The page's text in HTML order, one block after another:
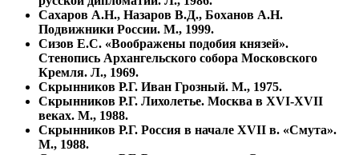
Сахаров А.Н., Назаров В.Д., Боханов А.Н.
Подвижники России. М., 1999.
Сизов Е.С. «Воображены подобия князей».
Стенопись Архангельского собора Московского
Кремля. Л., 1969.
Скрынников Р.Г. Иван Грозный. М., 1975.
Скрынников Р.Г. Лихолетье. Москва в XVI-XVII
веках. М., 1988.
Скрынников Р.Г. Россия в начале XVII в. «Смута».
М., 1988.